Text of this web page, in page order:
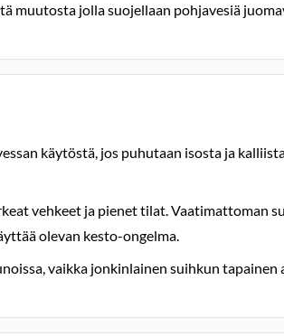
muutosta jolla suojellaan pohjavesiä
käytöstä, jos puhutaan isosta ja
vehkeet ja pienet tilat. Vaatimattoman
olevan kesto-ongelma.
vaikka jonkinlainen suihkun tapainen